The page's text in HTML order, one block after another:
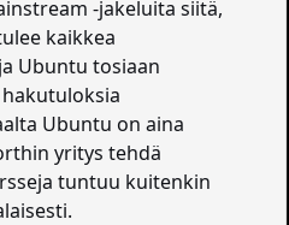
-jakeluita siitä,
kaikkea
Ubuntu tosiaan
Ubuntu on aina
yritys tehdä
tuntuu kuitenkin